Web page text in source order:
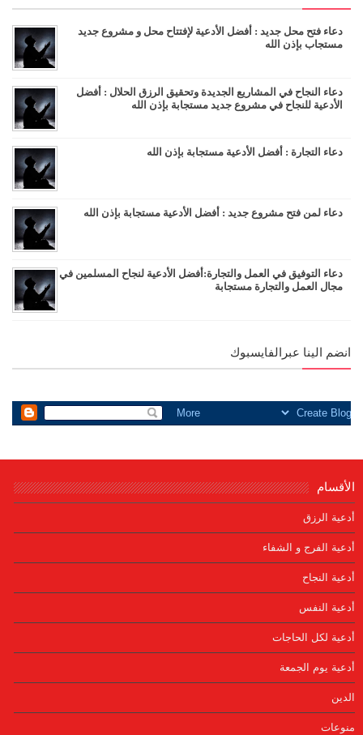
دعاء فتح محل جديد : أفضل الأدعية لإفتتاح محل و مشروع جديد
مستجاب بإذن الله
دعاء النجاح في المشاريع الجديدة وتحقيق الرزق الحلال : أفضل
الأدعية للنجاح في مشروع جديد مستجابة بإذن الله
دعاء التجارة : أفضل الأدعية مستجابة بإذن الله
دعاء لمن فتح مشروع جديد : أفضل الأدعية مستجابة بإذن الله
دعاء التوفيق في العمل والتجارة:أفضل الأدعية لنجاح المسلمين في
مجال العمل والتجارة مستجابة
انضم الينا عبرالفايسبوك
الأقسام
أدعية الرزق
أدعية الفرج و الشفاء
أدعية النجاح
أدعية النفس
أدعية لكل الحاجات
أدعية يوم الجمعة
الدين
منوعات